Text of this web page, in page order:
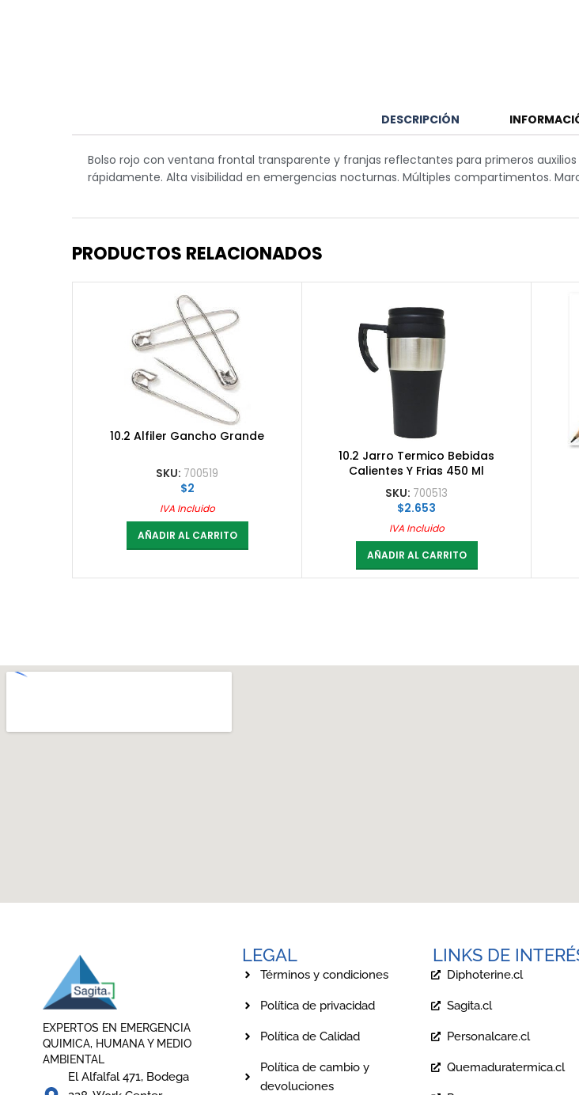
DESCRIPCIÓN
Bolso rojo con ventana frontal transparente y franjas reflectantes para primeros
rápidamente. Alta visibilidad en emergencias nocturnas. Múltiples compartimentos.
PRODUCTOS RELACIONADOS
10.2 Alfiler Gancho Grande
SKU: 700519
$2
IVA Incluido
AÑADIR AL CARRITO
10.2 Jarro Termico Bebidas
Calientes Y Frias 450 Ml
SKU: 700513
$2.653
IVA Incluido
AÑADIR AL CARRITO
EXPERTOS EN EMERGENCIA
QUIMICA, HUMANA Y MEDIO
AMBIENTAL
El Alfalfal 471, Bodega
LEGAL
Términos y condiciones
Política de privacidad
Política de Calidad
Política de cambio y
devoluciones
LINKS DE
Diphoterine.cl
Sagita.cl
Personalcare.cl
Quemaduratermica.cl